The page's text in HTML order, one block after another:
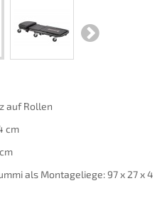
auf Rollen
cm
als Montageliege: 97 x 27 x 4